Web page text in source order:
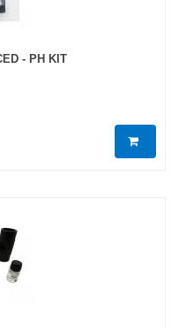
- PH KIT